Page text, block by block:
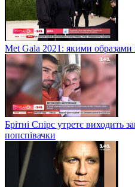
Met Gala 2021: якими образами
Брітні Спірс утретє виходить
попспівачки